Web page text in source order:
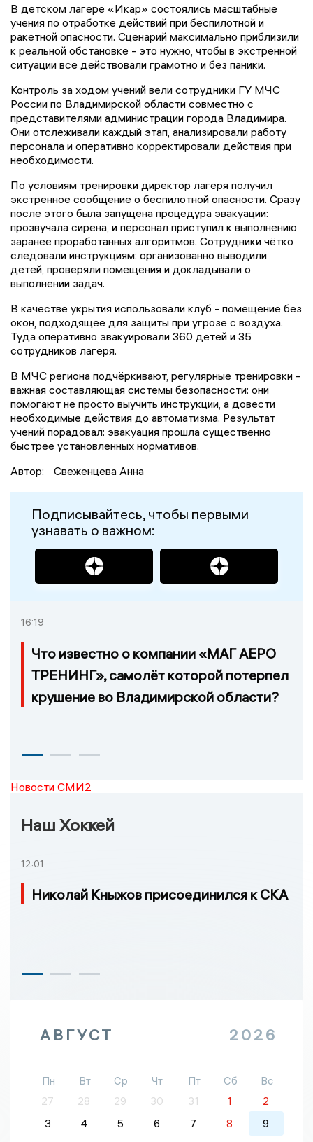
В детском лагере «Икар» состоялись масштабные
учения по отработке действий при беспилотной и
ракетной опасности. Сценарий максимально приблизили
к реальной обстановке - это нужно, чтобы в экстренной
ситуации все действовали грамотно и без паники.
Контроль за ходом учений вели сотрудники ГУ МЧС
России по Владимирской области совместно с
представителями администрации города Владимира.
Они отслеживали каждый этап, анализировали работу
персонала и оперативно корректировали действия при
необходимости.
По условиям тренировки директор лагеря получил
экстренное сообщение о беспилотной опасности. Сразу
после этого была запущена процедура эвакуации:
прозвучала сирена, и персонал приступил к выполнению
заранее проработанных алгоритмов. Сотрудники чётко
следовали инструкциям: организованно выводили
детей, проверяли помещения и докладывали о
выполнении задач.
В качестве укрытия использовали клуб - помещение без
окон, подходящее для защиты при угрозе с воздуха.
Туда оперативно эвакуировали 360 детей и 35
сотрудников лагеря.
В МЧС региона подчёркивают, регулярные тренировки -
важная составляющая системы безопасности: они
помогают не просто выучить инструкции, а довести
необходимые действия до автоматизма. Результат
учений порадовал: эвакуация прошла существенно
быстрее установленных нормативов.
Автор:
Свеженцева Анна
Подписывайтесь, чтобы первыми
узнавать о важном:
16:19
Что известно о компании «МАГ АЕРО
ТРЕНИНГ», самолёт которой потерпел
крушение во Владимирской области?
Новости СМИ2
Наш Хоккей
12:01
Николай Кныжов присоединился к СКА
АВГУСТ 2026
Пн Вт Ср Чт Пт Сб
Вс
27
28 29 30 31 1
2
3
4 5 6 7 8
9